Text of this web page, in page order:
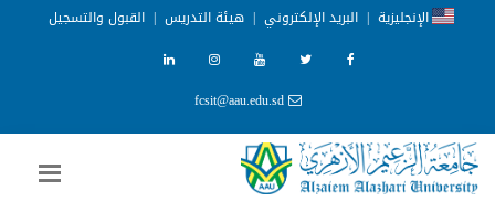
الإنجليزية | البريد الإلكتروني | هيئة التدريس | القبول والتسجيل
fcsit@aau.edu.sd